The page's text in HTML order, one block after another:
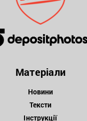
Матеріали
Новини
Тексти
Інструкції